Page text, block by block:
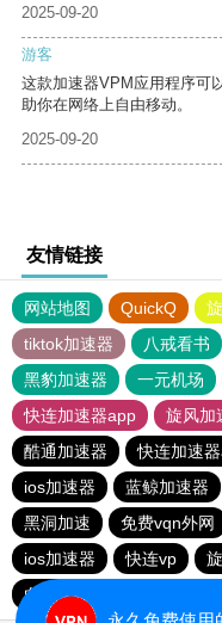
2025-09-20
游客
这款加速器VPM应用程序可
助你在网络上自由移动。
2025-09-20
友情链接
网站地图 QuickQ
tiktok加速器
八戒看书
黑豹加速器
一元机场
快连加速器app
旋风加
酷通加速器
快连加速
ios加速器
蓝鲸加速器
黑洞加速
免费vqn外网
ios加速器
快连vp
白鲸加速器